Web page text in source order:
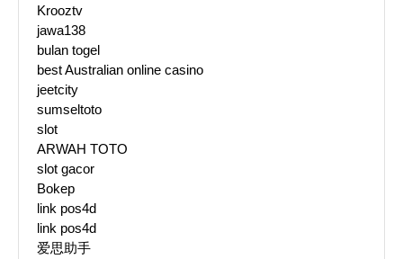
Krooztv
jawa138
bulan togel
best Australian online casino
jeetcity
sumseltoto
slot
ARWAH TOTO
slot gacor
Bokep
link pos4d
link pos4d
爱思助手